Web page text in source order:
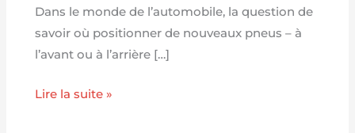
Dans le monde de l’automobile, la question de
savoir où positionner de nouveaux pneus – à
l’avant ou à l’arrière […]
Lire la suite »